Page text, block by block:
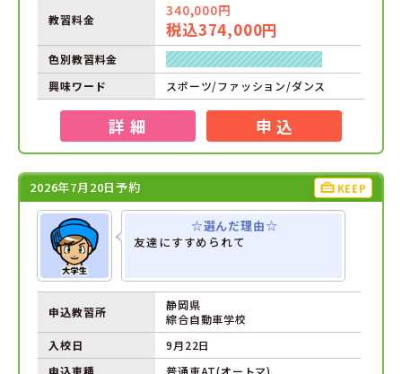
教習料金
340,000円
税込374,000円
色別教習料金
興味ワード
スポーツ/ファッション/ダンス
詳 細 申 込
2026年7月20日予約 KEEP
☆選んだ理由☆
友達にすすめられて
申込教習所
静岡県
綜合自動車学校
入校日
9月22日